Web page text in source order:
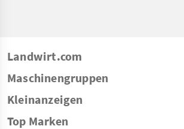
Landwirt.com
Maschinengruppen
Kleinanzeigen
Top Marken